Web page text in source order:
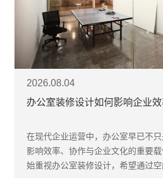
2026.08.04
办公室装修设计如何影响企业效
在现代企业运营中，办公室早已不
影响效率、协作与企业文化的重要
始重视办公室装修设计，希望通过